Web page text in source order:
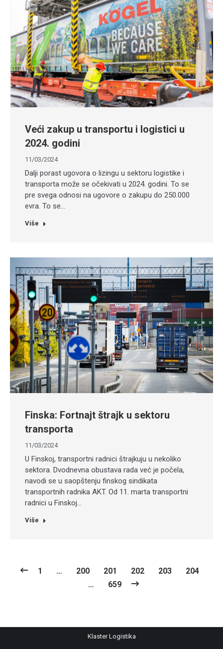
Veći zakup u transportu i logistici u
2024. godini
11/03/2024
Dalji porast ugovora o lizingu u sektoru logistike i
transporta može se očekivati u 2024. godini. To se
pre svega odnosi na ugovore o zakupu do 250.000
evra. To se…
Više
Finska: Fortnajt štrajk u sektoru
transporta
11/03/2024
U Finskoj, transportni radnici štrajkuju u nekoliko
sektora. Dvodnevna obustava rada već je počela,
navodi se u saopštenju finskog sindikata
transportnih radnika AKT. Od 11. marta transportni
radnici u Finskoj…
Više
1 … 200 201 202 203
204
…
659
Klaster Logistika